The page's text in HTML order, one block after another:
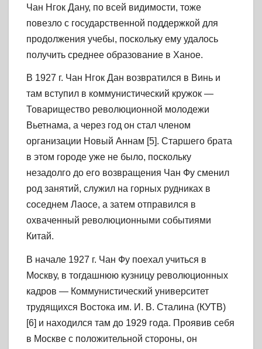
Чан Нгок Дану, по всей видимости, тоже
повезло с государственной поддержкой для
продолжения учебы, поскольку ему удалось
получить среднее образование в Ханое.
В 1927 г. Чан Нгок Дан возвратился в Винь и
там вступил в коммунистический кружок —
Товарищество революционной молодежи
Вьетнама, а через год он стал членом
организации Новый Аннам [5]. Старшего брата
в этом городе уже не было, поскольку
незадолго до его возвращения Чан Фу сменил
род занятий, служил на горных рудниках в
соседнем Лаосе, а затем отправился в
охваченный революционными событиями
Китай.
В начале 1927 г. Чан Фу поехал учиться в
Москву, в тогдашнюю кузницу революционных
кадров — Коммунистический университет
трудящихся Востока им. И. В. Сталина (КУТВ)
[6] и находился там до 1929 года. Проявив себя
в Москве с положительной стороны, он